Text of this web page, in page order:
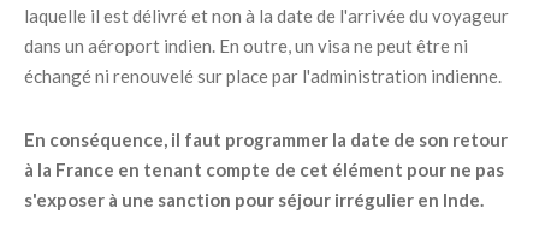
laquelle il est délivré et non à la date de l'arrivée du voyageur
dans un aéroport indien. En outre, un visa ne peut être ni
échangé ni renouvelé sur place par l'administration indienne.
En conséquence, il faut programmer la date de son retour
à la France en tenant compte de cet élément pour ne pas
s'exposer à une sanction pour séjour irrégulier en Inde.